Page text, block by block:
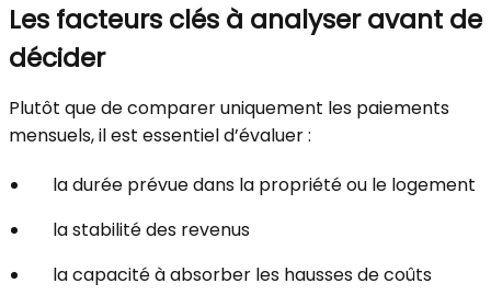
Les facteurs clés à analyser avant de
décider
Plutôt que de comparer uniquement les paiements
mensuels, il est essentiel d’évaluer :
la durée prévue dans la propriété ou le logement
la stabilité des revenus
la capacité à absorber les hausses de coûts